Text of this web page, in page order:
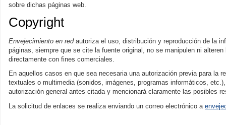
sobre dichas páginas web.
Copyright
Envejecimiento en redautoriza el uso, distribución y reproducción de la
páginas, siempre que se cite la fuente original, no se manipulen ni
directamente con fines comerciales.
En aquellos casos en que sea necesaria una autorización previa para la
textuales o multimedia (sonidos, imágenes, programas informáticos,
autorización general antes citada y mencionará claramente las posibles
La solicitud de enlaces se realiza enviando un correo electrónico a